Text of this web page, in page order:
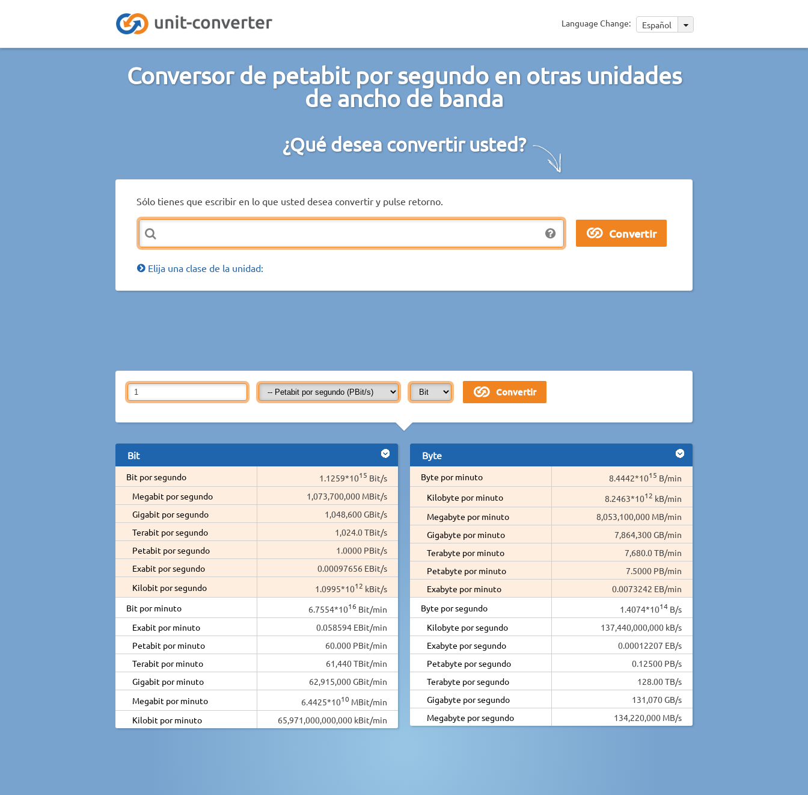
Language Change: Español
Conversor de petabit por segundo en otras unidades
de ancho de banda
¿Qué desea convertir usted?
Sólo tienes que escribir en lo que usted desea convertir y pulse retorno.
Elija una clase de la unidad:
Bit
Bit por segundo 1.1259*1015 Bit/s
Megabit por segundo
1,073,700,000 MBit/s
Gigabit por segundo
1,048,600 GBit/s
Terabit por segundo
1,024.0 TBit/s
Petabit por segundo
1.0000 PBit/s
Exabit por segundo
0.00097656 EBit/s
Kilobit por segundo
1.0995*1012 kBit/s
Bit por minuto
6.7554*1016 Bit/min
Exabit por minuto
0.058594 EBit/min
Petabit por minuto
60.000 PBit/min
Terabit por minuto
61,440 TBit/min
Gigabit por minuto
62,915,000 GBit/min
Megabit por minuto
6.4425*1010 MBit/min
Kilobit por minuto
65,971,000,000,000 kBit/min
Byte
Byte por minuto 8.4442*1015 B/min
Kilobyte por minuto
8.2463*1012 kB/min
Megabyte por minuto
8,053,100,000 MB/min
Gigabyte por minuto
7,864,300 GB/min
Terabyte por minuto
7,680.0 TB/min
Petabyte por minuto
7.5000 PB/min
Exabyte por minuto
0.0073242 EB/min
Byte por segundo
1.4074*1014B/s
Kilobyte por segundo
137,440,000,000 kB/s
Exabyte por segundo
0.00012207 EB/s
Petabyte por segundo
0.12500 PB/s
Terabyte por segundo
128.00 TB/s
Gigabyte por segundo
131,070 GB/s
Megabyte por segundo
134,220,000 MB/s